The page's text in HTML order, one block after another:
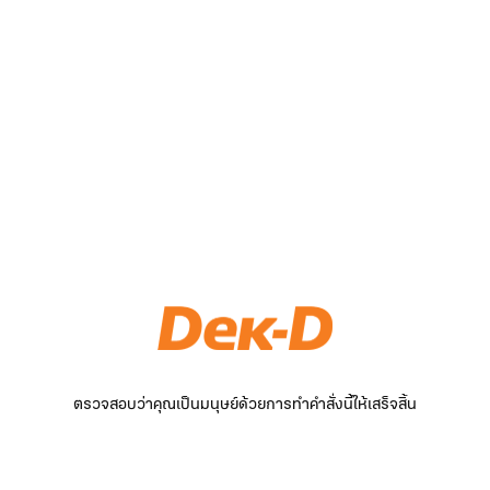
ตรวจสอบว่าคุณเป็นมนุษย์ด้วยการทำคำสั่งนี้ให้เสร็จสิ้น